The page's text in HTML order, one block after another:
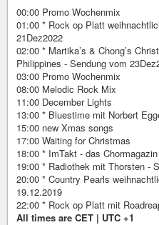
00:00 Promo Wochenmix
01:00 * Rock op Platt
21Dez2022
02:00 * Martika’s & Chong’s
Philippines - Sendung vom
03:00 Promo Wochenmix
08:00 Melodic Rock Mix
11:00 December Lights
13:00 * Bluestime mit Norbert
15:00 new Xmas songs
17:00 Waiting for Christmas
18:00 * ImTakt - das
19:00 * Radiothek mit Thorsten -
20:00 * Country Pearls
19.12.2019
22:00 * Rock op Platt mit
All times are CET | UTC +1